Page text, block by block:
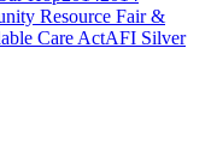
Resource Fair &
Care ActAFI Silver